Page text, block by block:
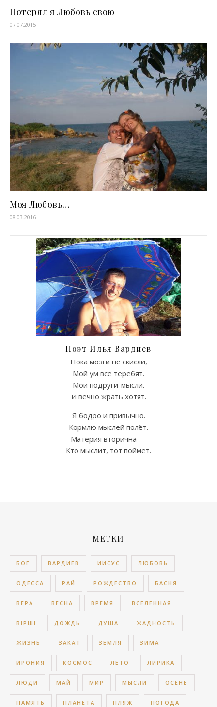
Потерял я Любовь свою
07.07.2015
Моя Любовь…
08.03.2016
Поэт Илья Вардиев
Пока мозги не скисли,
Мой ум все теребят.
Мои подруги-мысли.
И вечно жрать хотят.
Я бодро и привычно.
Кормлю мыслей полёт.
Материя вторична —
Кто мыслит, тот поймет.
МЕТКИ
БОГ ВАРДИЕВ ИИСУС ЛЮБОВЬ
ОДЕССА РАЙ РОЖДЕСТВО БАСНЯ
ВЕРА ВЕСНА ВРЕМЯ ВСЕЛЕННАЯ
ВІРШІ ДОЖДЬ ДУША ЖАДНОСТЬ
ЖИЗНЬ ЗАКАТ ЗЕМЛЯ ЗИМА
ИРОНИЯ КОСМОС ЛЕТО ЛИРИКА
ЛЮДИ МАЙ МИР МЫСЛИ ОСЕНЬ
ПАМЯТЬ ПЛАНЕТА ПЛЯЖ ПОГОДА